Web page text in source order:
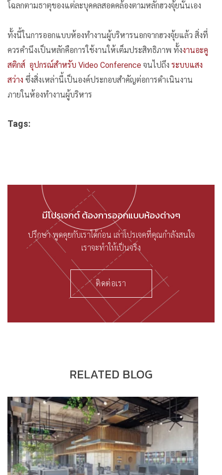
โฉลกตามธาตุของแต่ละบุคคลสอดคล้องตามหลักฮวงจุ้ยนั่นเอง
ทั้งนี้ในการออกแบบห้องทำงานผู้บริหารนอกจากฮวงจุ้ยแล้ว สิ่งที่
ควรคำนึงเป็นหลักคือการใช้งานให้เต็มประสิทธิภาพ ทั้งงานอะคู
สติกส์ อุปกรณ์สำหรับ Video Conference จนไปถึง ระบบแสง
สว่าง ซึ่งสิ่งเหล่านี้เป็นองค์ประกอบสำคัญต่อการดำเนินงาน
ภายในห้องทำงานผู้บริหาร
Tags:
มีโปรเจกต์ ต้องการออกแบบห้องต่างๆ
ปรึกษา พูดคุยกับเราได้ก่อน เล่าโปรเจคที่คุณกำลังสนใจ
เราจะทำให้เป็นจริง
ติดต่อเรา
RELATED BLOG